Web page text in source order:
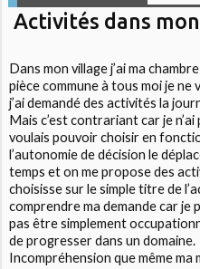
Activités dans
Dans mon village j’ai ma
pièce commune à tous moi je
j’ai demandé des activités la
Mais c’est contrariant car je
voulais pouvoir choisir en
l’autonomie de décision le
temps et on me propose des
choisisse sur le simple titre de
comprendre ma demande car je
pas être simplement
de progresser dans un domaine.
Incompréhension que même ma